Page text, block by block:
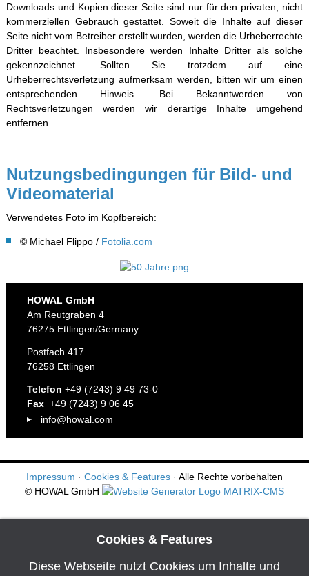
HOWAL GmbH
Am Reutgraben 4
76275 Ettlingen/Germany
Postfach 417
76258 Ettlingen
Telefon +49 (7243) 9 49 73-0
Fax+49 (7243) 9 06 45
info@howal.com
Downloads und Kopien dieser Seite sind nur für den privaten, nicht
kommerziellen Gebrauch gestattet. Soweit die Inhalte auf dieser
Seite nicht vom Betreiber erstellt wurden, werden die Urheberrechte
Dritter beachtet. Insbesondere werden Inhalte Dritter als solche
gekennzeichnet. Sollten Sie trotzdem auf eine
Urheberrechtsverletzung aufmerksam werden, bitten wir um einen
entsprechenden Hinweis. Bei Bekanntwerden von
Rechtsverletzungen werden wir derartige Inhalte umgehend
entfernen.
Nutzungsbedingungen für Bild- und
Videomaterial
Verwendetes Foto im Kopfbereich:
©Michael Flippo/ Fotolia.com
Impressum · Cookies & Features · Alle Rechte vorbehalten
© HOWAL GmbH
Cookies & Features
Diese Webseite nutzt Cookies um Inhalte und